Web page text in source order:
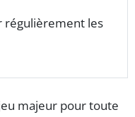
régulièrement les
majeur pour toute